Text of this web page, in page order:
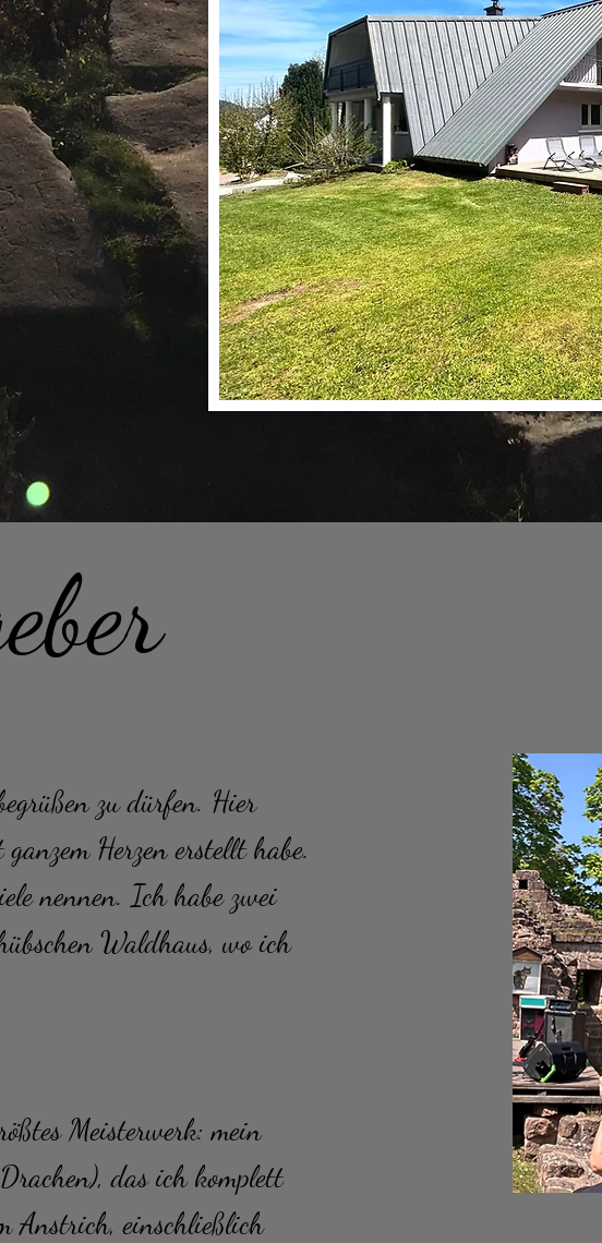
zu dürfen. Hier
Herzen erstellt habe.
nennen. Ich habe zwei
Waldhaus, wo ich
Meisterwerk: mein
das ich komplett
Anstrich, einschließlich